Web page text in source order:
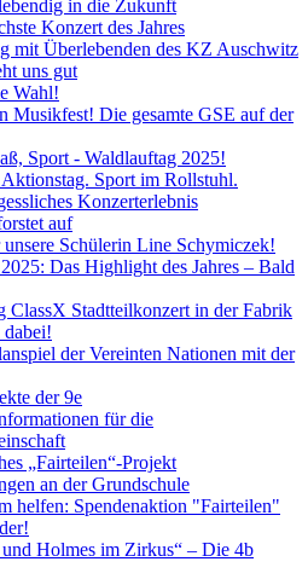
in die Zukunft
Konzert des Jahres
mit Überlebenden des KZ Auschwitz
uns gut
Wahl!
Musikfest! Die gesamte GSE auf der
Sport - Waldlauftag 2025!
Sport im Rollstuhl.
Konzerterlebnis
auf
unsere Schülerin Line Schymiczek!
Das Highlight des Jahres – Bald
ClassX Stadtteilkonzert in der Fabrik
der Vereinten Nationen mit der
der 9e
für die
„Fairteilen“-Projekt
an der Grundschule
helfen: Spendenaktion "Fairteilen"
und Holmes im Zirkus“ – Die 4b